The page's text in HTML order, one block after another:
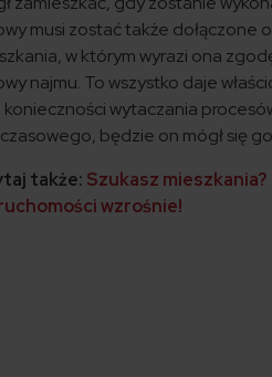
musi zostać także dołączone
w którym wyrazi ona
najmu. To wszystko daje
konieczności wytaczania
będzie on mógł się
także: Szukasz
wzrośnie!